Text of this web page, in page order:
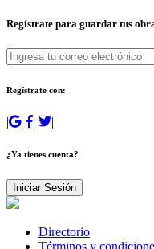
Regístrate para guardar tus
Regístrate con:
| | | |
¿Ya tienes cuenta?
Iniciar Sesión
Directorio
Términos y